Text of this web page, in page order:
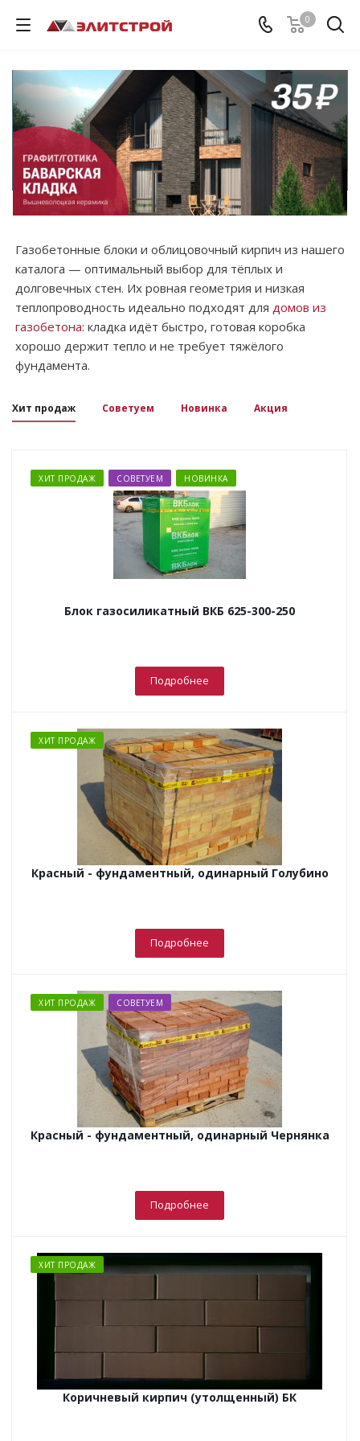
0
Газобетонные блоки и облицовочный кирпич из нашего
каталога — оптимальный выбор для тёплых и
долговечных стен. Их ровная геометрия и низкая
теплопроводность идеально подходят для домов из
газобетона: кладка идёт быстро, готовая коробка
хорошо держит тепло и не требует тяжёлого
фундамента.
Хит продаж Советуем Новинка Акция
ХИТ ПРОДАЖ СОВЕТУЕМ НОВИНКА
Блок газосиликатный ВКБ 625-300-250
Подробнее
ХИТ ПРОДАЖ
Красный - фундаментный, одинарный Голубино
Подробнее
ХИТ ПРОДАЖ СОВЕТУЕМ
Красный - фундаментный, одинарный Чернянка
Подробнее
ХИТ ПРОДАЖ
Коричневый кирпич (утолщенный) БК